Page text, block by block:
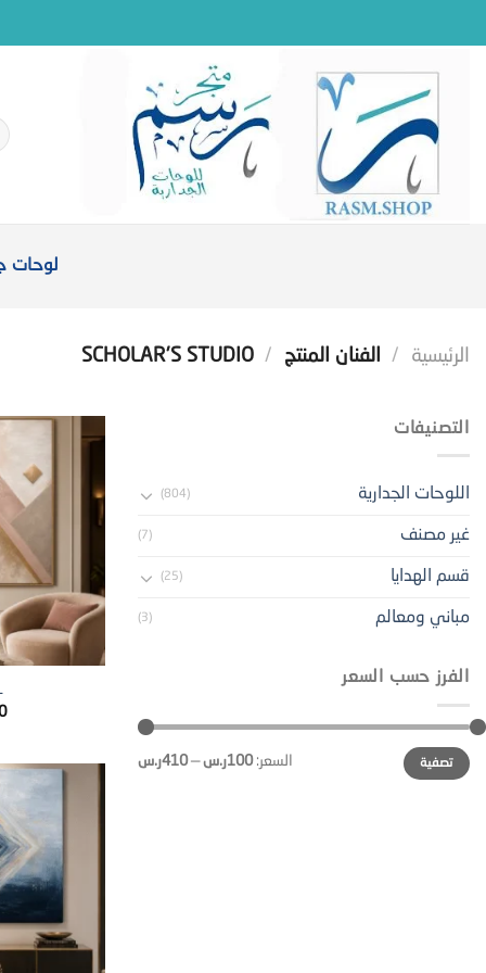
لوحات
الرئيسية / الفنان المنتج /
SCHOLAR'S STUDIO
التصنيفات
اللوحات الجدارية (804)
غير مصنف (7)
قسم الهدايا (25)
مباني ومعالم (3)
الفرز حسب السعر
أدنى
سعر
أعلى
سعرتصفية السعر:100ر.س —410ر.س